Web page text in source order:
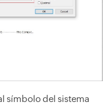
símbolo del sistema